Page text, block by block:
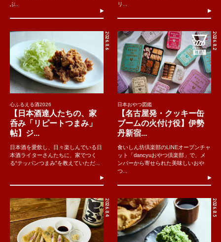
ぶ..
リ...
2026.8.6
心ふるえる酒2026
【日本酒達人たちの、家
呑み「リピートつまみ」
帖】ジ...
日本酒を愛飲し、日々楽しんでいる日
本酒ライターさんたちに、家でつく
る“テッパンつまみ”を教えていただ...
2026.8.2
日本おやつ図鑑
【名古屋発・クッキー缶
ブームの火付け役】伊勢
丹新宿...
食いしん坊倶楽部のLINEオープンチャ
ット「dancyuおやつ倶楽部」で、メ
ンバーから寄せられた美味しいおや
つ...
2026.8.4 2026.8.5